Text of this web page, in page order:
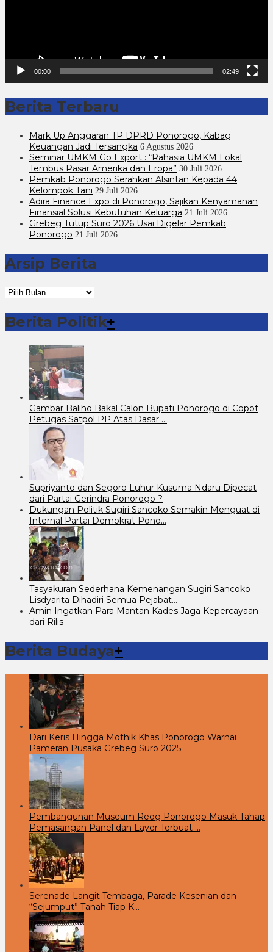
00:00 02:49
Berita Terbaru
Mark Up Anggaran TP DPRD Ponorogo, Kabag
Keuangan Jadi Tersangka 6 Agustus 2026
Seminar UMKM Go Export : “Rahasia UMKM Lokal
Tembus Pasar Amerika dan Eropa” 30 Juli 2026
Pemkab Ponorogo Serahkan Alsintan Kepada 44
Kelompok Tani 29 Juli 2026
Adira Finance Expo di Ponorogo, Sajikan Kenyamanan
Finansial Solusi Kebutuhan Keluarga 21 Juli 2026
Grebeg Tutup Suro 2026 Usai Digelar Pemkab
Ponorogo 21 Juli 2026
Arsip Berita
Arsip
Berita
Berita Politik+
Gambar Baliho Bakal Calon Bupati Ponorogo di Copot
Petugas Satpol PP Atas Dasar …
Supriyanto dan Segoro Luhur Kusuma Ndaru Dipecat
dari Partai Gerindra Ponorogo ?
Dukungan Politik Sugiri Sancoko Semakin Menguat di
Internal Partai Demokrat Pono…
Tasyakuran Sederhana Kemenangan Sugiri Sancoko
Lisdyarita Dihadiri Semua Pejabat…
Amin Ingatkan Para Mantan Kades Jaga Kepercayaan
dari Rilis
Berita Budaya+
Dari Keris Hingga Mothik Khas Ponorogo Warnai
Pameran Pusaka Grebeg Suro 2025
Pembangunan Museum Reog Ponorogo Masuk Tahap
Pemasangan Panel dan Layer Terbuat …
Serenade Langit Tembaga, Parade Kesenian dan
“Sejumput” Tanah Tiap K…